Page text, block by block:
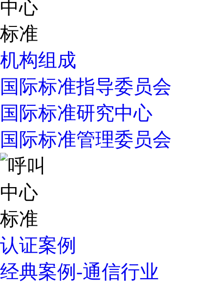
机构组成
国际标准指导委员会
国际标准研究中心
国际标准管理委员会
认证案例
经典案例-通信行业